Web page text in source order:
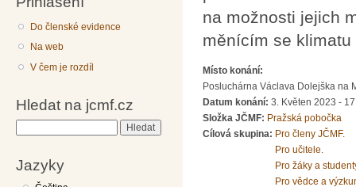
Do členské evidence
Na web
V čem je rozdíl
Hledat na jcmf.cz
Jazyky
na možnosti jejich
měnícím se
Místo konání:
Posluchárna Václava Dolejška na
Datum konání: 3. Květen 2023 -
Složka JČMF: Pražská pobočka
Cílová skupina: Pro členy JČMF.
Pro učitele.
Pro žáky a
Pro vědce a